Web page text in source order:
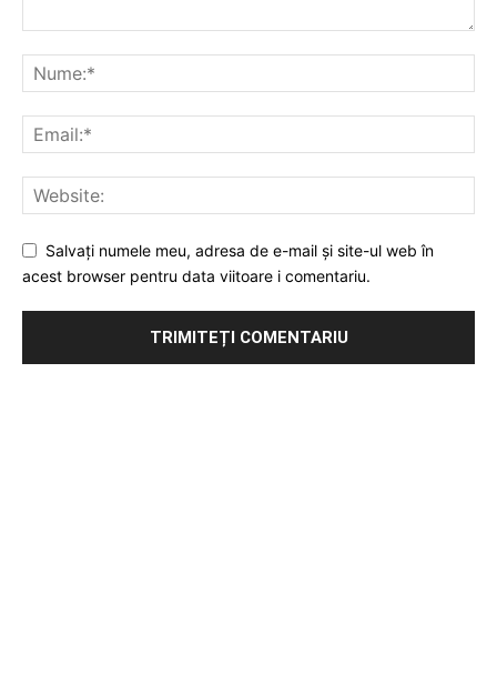
Salvați numele meu, adresa de e-mail și site-ul web în
acest browser pentru data viitoare i comentariu.